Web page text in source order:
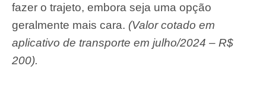
fazer o trajeto, embora seja uma opção
geralmente mais cara. (Valor cotado em
aplicativo de transporte em julho/2024 – R$
200).